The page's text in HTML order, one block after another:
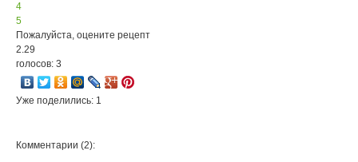
4
5
Пожалуйста, оцените рецепт
2.29
голосов: 3
Уже поделились: 1
Комментарии (2):